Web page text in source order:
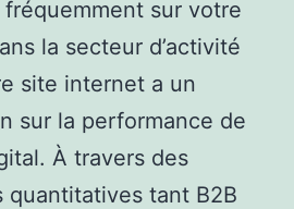
sur votre
la secteur d’activité
site internet a un
sur la performance de
À travers des
quantitatives tant B2B